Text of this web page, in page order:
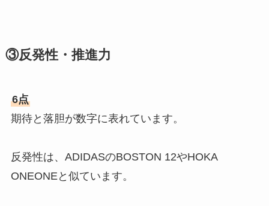
③反発性・推進力
6点
期待と落胆が数字に表れています。
反発性は、ADIDASのBOSTON 12やHOKA
ONEONEと似ています。